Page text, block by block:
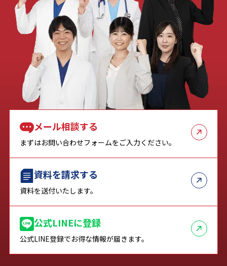
メール相談する
まずはお問い合わせフォームをご入力ください。
資料を請求する
資料を送付いたします。
公式LINEに登録
公式LINE登録でお得な情報が届きます。